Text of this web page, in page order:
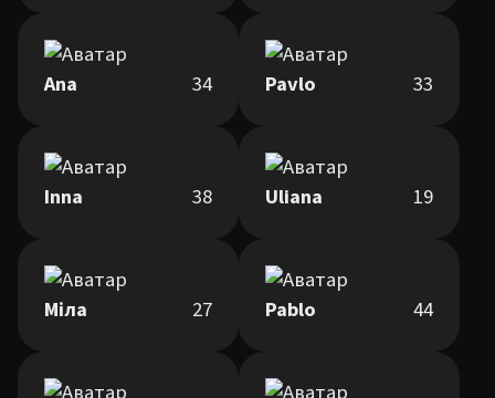
Ana 34 Pavlo 33
Inna 38 Uliana 19
Міла 27 Pablo 44